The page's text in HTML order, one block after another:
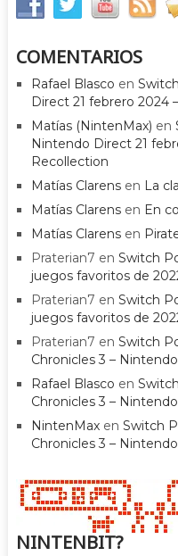
COMENTARIOS
Rafael Blasco en
Direct 21 febrero 2024
Matías (NintenMax) en
Nintendo Direct 21
Recollection
Matías Clarensen La
Matías Clarensen En
Matías Clarensen
Praterian7 en Switch
juegos favoritos de
Praterian7 en Switch
juegos favoritos de
Praterian7 en Switch
Chronicles 3 –
Rafael Blasco en
Chronicles 3 –
NintenMaxen Switch
Chronicles 3 –
NINTENBIT?